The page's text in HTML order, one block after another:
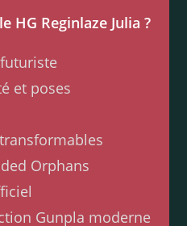
HG Reginlaze Julia ?
et poses
Orphans
Gunpla moderne